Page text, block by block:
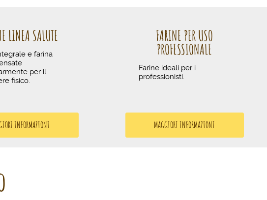
LINEA SALUTE
e farina
per il
fisico.
INFORMAZIONI
FARINE PER USO
PROFESSIONALE
Farine ideali per i
professionisti.
MAGGIORI INFORMAZIONI